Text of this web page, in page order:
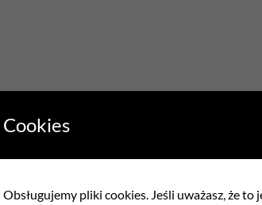
poszewkę bez wypełnienia
Cookies
Obsługujemy pliki cookies. Jeśli uważasz, że